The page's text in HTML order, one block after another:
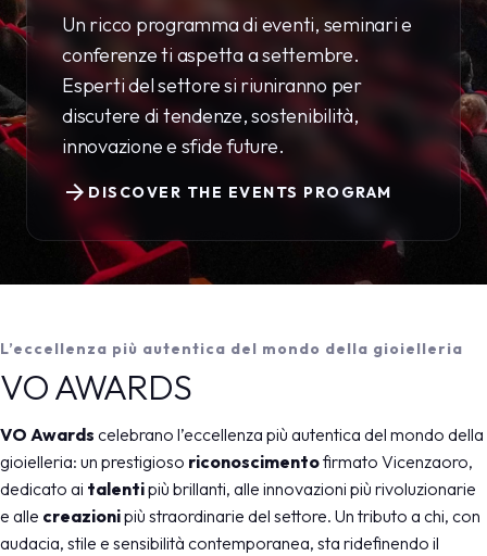
Un ricco programma di eventi, seminari e
conferenze ti aspetta a settembre.
Esperti del settore si riuniranno per
discutere di tendenze, sostenibilità,
innovazione e sfide future.
DISCOVER THE EVENTS PROGRAM
arrow_forward
L’eccellenza più autentica del mondo della gioielleria
VO AWARDS
VO Awards celebrano l’eccellenza più autentica del mondo della
gioielleria: un prestigioso riconoscimentofirmato Vicenzaoro,
dedicato ai talentipiù brillanti, alle innovazioni più rivoluzionarie
e alle creazionipiù straordinarie del settore. Un tributo a chi, con
audacia, stile e sensibilità contemporanea, sta ridefinendo il